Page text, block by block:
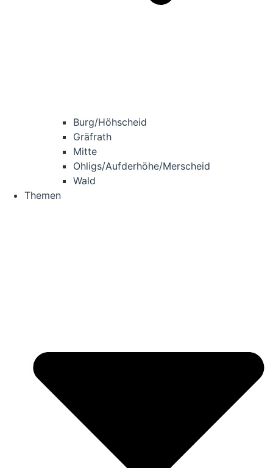
Burg/​Höhscheid
Grä­f­rath
Mit­te
Ohligs/​Aufderhöhe/​Merscheid
Wald
The­men